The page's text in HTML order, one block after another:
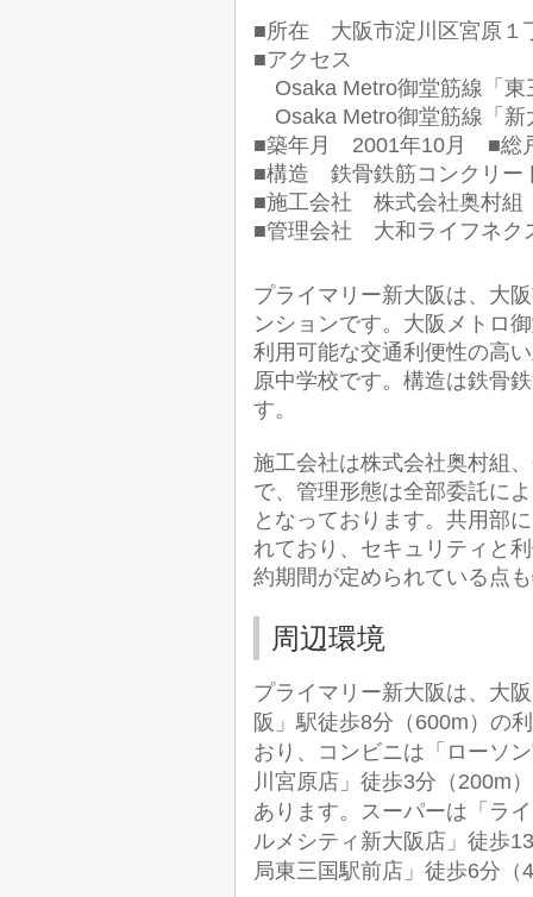
■所在 大阪市淀川区宮原１
■アクセス
Osaka Metro御堂筋線「東
Osaka Metro御堂筋線「
■築年月 2001年10月 ■総
■構造 鉄骨鉄筋コンクリー
■施工会社 株式会社奥村組
■管理会社 大和ライフネク
プライマリー新大阪は、大
ンションです。大阪メトロ
利用可能な交通利便性の高
原中学校です。構造は鉄骨
す。
施工会社は株式会社奥村組
で、管理形態は全部委託に
となっております。共用部
れており、セキュリティと
約期間が定められている点
周辺環境
プライマリー新大阪は、大
阪」駅徒歩8分（600m）の
おり、コンビニは「ローソ
川宮原店」徒歩3分（200m
あります。スーパーは「ラ
ルメシティ新大阪店」徒歩
局東三国駅前店」徒歩6分